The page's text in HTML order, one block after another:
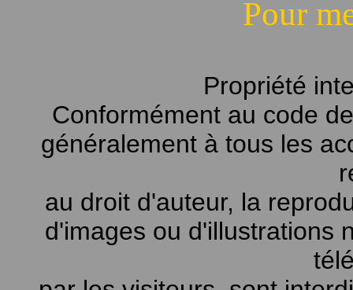
Pour
Propriété
Conformément au code
généralement à tous les
au droit d'auteur, la
d'images ou d'illustrations